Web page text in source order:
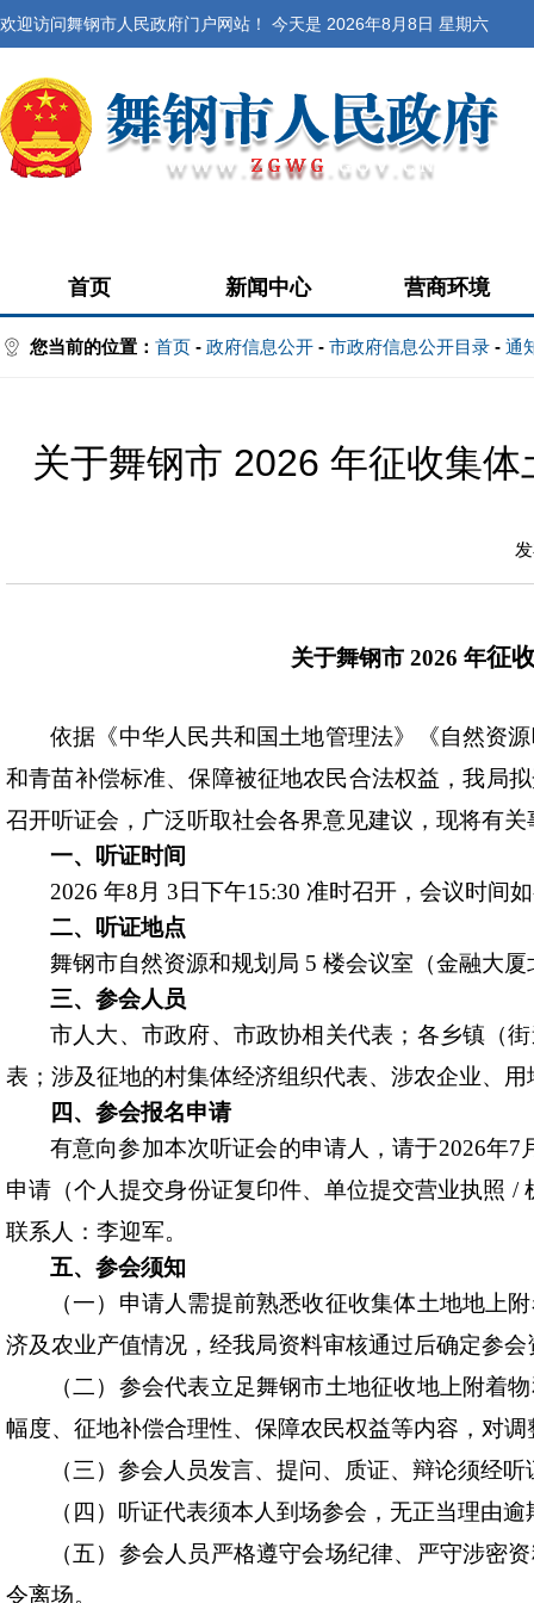
欢迎访问舞钢市人民政府门户网站！ 今天是 2026年8月8日 星期六
首页 新闻中心 营商环境
您当前的位置： 首页 - 政府信息公开 - 市政府信息公开目录 - 通
关于舞钢市 2026 年征收集
关于舞钢市2026 年征
依据《中华人民共和国土地管理法》《自然资
和青苗补偿标准、保障被征地农民合法权益，我局
召开听证会，广泛听取社会各界意见建议， 现将有关
一、听证时间
2026 年8 月 3 日下午15:30 准时召开，会议时间
二、听证地点
舞钢市自然资源和规划局 5 楼会议室（金融大厦
三、参会人员
市人大、市政府、市政协相关代表；各乡镇（
表；涉及征地的村集体经济组织代表、涉农企业、
四、参会报名申请
有意向参加本次听证会的申请人，请于2026年7
申请（个人提交身份证复印件、单位提交营业执照 /
联系人：李迎军。
五、参会须知
（一）申请人需提前熟悉收征收集体土地地上
济及农业产值情况，经我局资料审核通过后确定参
（二）参会代表立足舞钢市土地征收地上附着
幅度、征地补偿合理性、保障农民权益等内容，对
（三）参会人员发言、提问、质证、辩论须经
（四）听证代表须本人到场参会，无正当理由
（五）参会人员严格遵守会场纪律、严守涉密
令离场。